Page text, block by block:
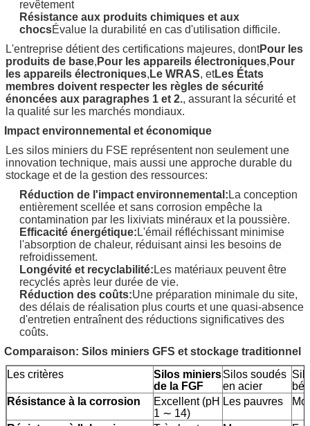
revêtement
Résistance aux produits chimiques et aux
chocsÉvalue la durabilité en cas d'utilisation difficile.
L'entreprise détient des certifications majeures, dontPour les
produits de base, Pour les appareils électroniques, Pour
les appareils électroniques, Le WRAS, etLes États
membres doivent respecter les règles de sécurité
énoncées aux paragraphes 1 et 2., assurant la sécurité et
la qualité sur les marchés mondiaux.
Impact environnemental et économique
Les silos miniers du FSE représentent non seulement une
innovation technique, mais aussi une approche durable du
stockage et de la gestion des ressources:
Réduction de l'impact environnemental: La conception
entièrement scellée et sans corrosion empêche la
contamination par les lixiviats minéraux et la poussière.
Efficacité énergétique: L'émail réfléchissant minimise
l'absorption de chaleur, réduisant ainsi les besoins de
refroidissement.
Longévité et recyclabilité: Les matériaux peuvent être
recyclés après leur durée de vie.
Réduction des coûts:Une préparation minimale du site,
des délais de réalisation plus courts et une quasi-absence
d'entretien entraînent des réductions significatives des
coûts.
Comparaison: Silos miniers GFS et stockage traditionnel
Les critères
Silos miniers
de la FGF
Silos soudés
en acier
Résistance à la corrosion
Excellent (pH
1 ∼ 14)
Les pauvres